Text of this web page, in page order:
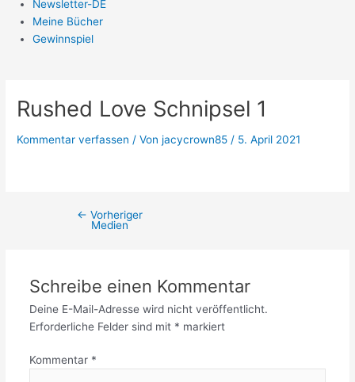
Newsletter-DE
Meine Bücher
Gewinnspiel
Rushed Love Schnipsel 1
Kommentar verfassen / Vonjacycrown85 / 5. April 2021
← Vorheriger
Medien
Schreibe einen Kommentar
Deine E-Mail-Adresse wird nicht veröffentlicht.
Erforderliche Felder sind mit * markiert
Kommentar *